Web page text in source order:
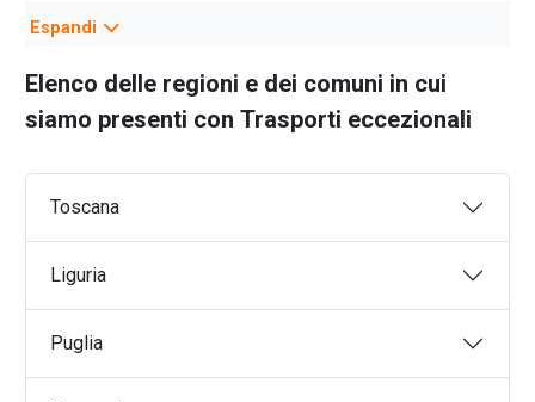
Trasporto bancali
Trasporto macchinari
Trasporti centinati
Trasporti speciali
Trasporti marittimi
Trasporti rifiuti
Spoleto
Città di Castello
Foligno
Espandi
Elenco delle regioni e dei comuni in cui
siamo presenti con Trasporti eccezionali
Toscana
Liguria
Puglia